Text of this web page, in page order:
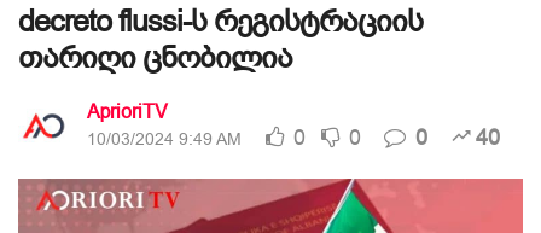
decreto flussi-ს რეგისტრაციის
თარიღი ცნობილია
AprioriTV
10/03/2024 9:49 AM 0 0 0 40